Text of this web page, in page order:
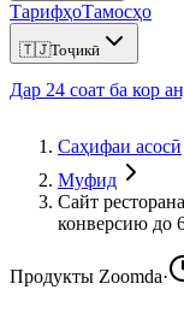
ТарифҳоТамосҳо
🇹🇯Тоҷикӣ
Дар 24 соат ба кор
Саҳифаи асосӣ
Муфид
Сайт
конверсию до
Продукты Zoomda·